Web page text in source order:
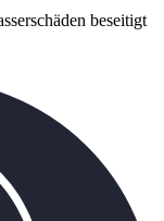
beseitigt